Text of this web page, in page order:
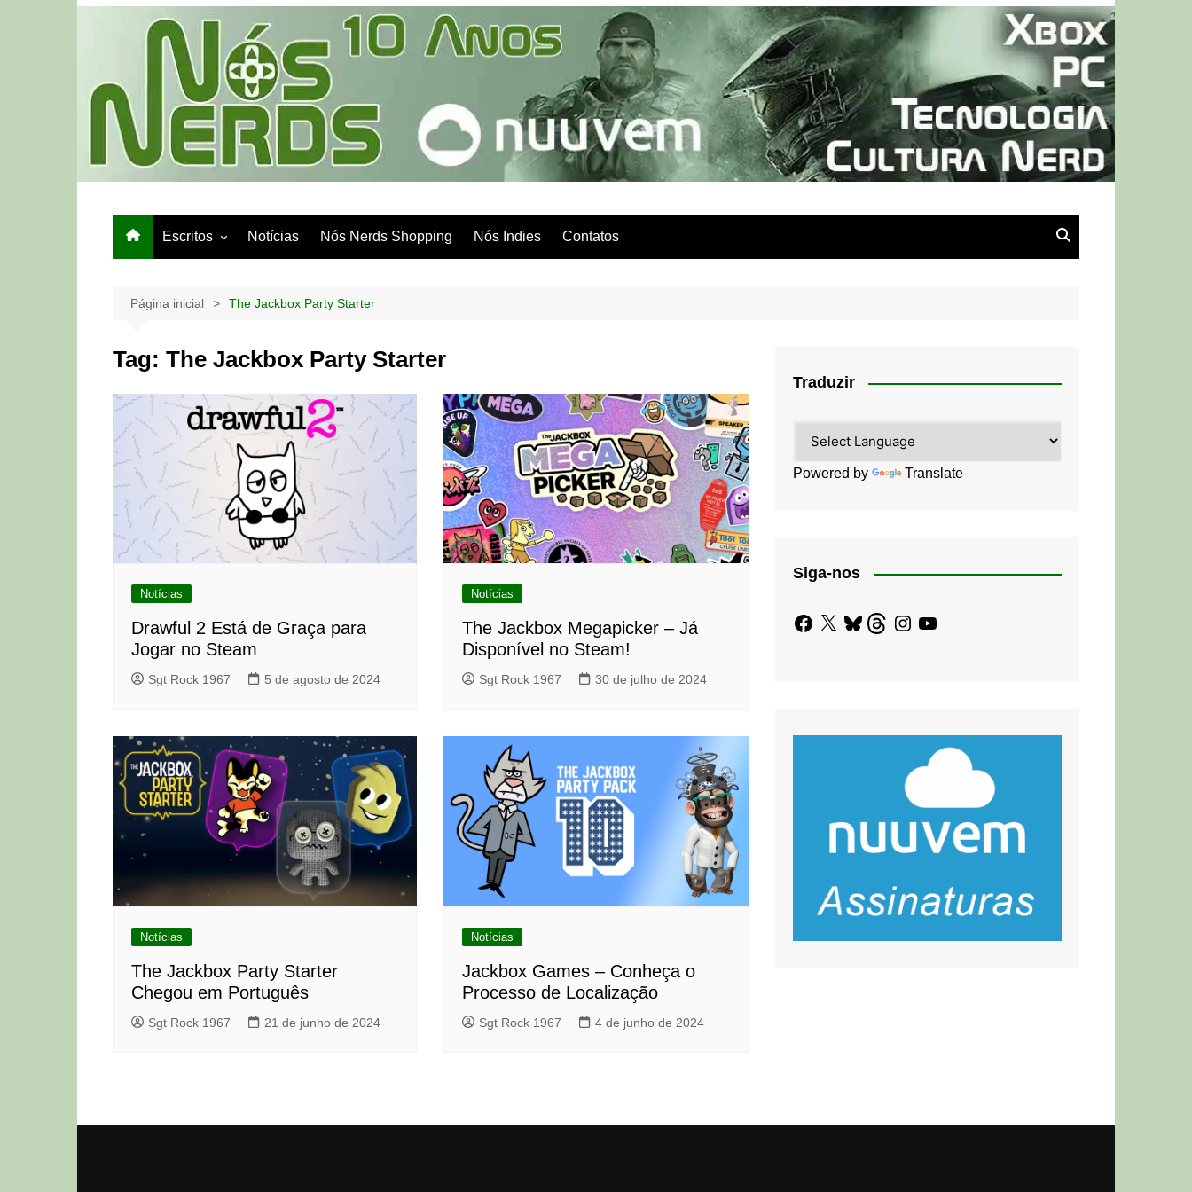
Escritos
Papo de Bar
Notícias Nós Nerds Shopping Nós Indies Contatos
Página inicial The Jackbox Party Starter
Tag: The Jackbox Party Starter
Notícias
Drawful 2 Está de Graça para
Jogar no Steam
Sgt Rock 1967 5 de agosto de 2024
Notícias
The Jackbox Megapicker – Já
Disponível no Steam!
Sgt Rock 1967 30 de julho de 2024
Notícias
The Jackbox Party Starter
Chegou em Português
Sgt Rock 1967 21 de junho de 2024
Notícias
Jackbox Games – Conheça o
Processo de Localização
Sgt Rock 1967 4 de junho de 2024
Traduzir
Powered by Translate
Siga-nos
Facebook
X BlueskyThreadsInstagram
YouTube